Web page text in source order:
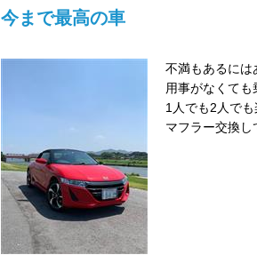
今まで最高の車
不満もあるには
用事がなくても
1人でも2人でも
マフラー交換し